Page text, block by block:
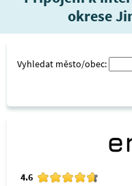
okrese
Vyhledat město/obec:
4.6